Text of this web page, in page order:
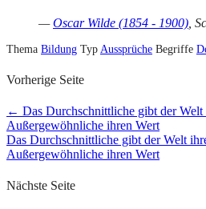
—Oscar Wilde (1854 - 1900) ,
Thema Bildung Typ Aussprüche Begriffe
Vorherige Seite
← Das Durchschnittliche gibt der Welt
Außergewöhnliche ihren Wert
Das Durchschnittliche gibt der Welt
Außergewöhnliche ihren Wert
Nächste Seite